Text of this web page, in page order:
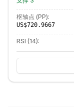
枢轴点 (PP):
US$720.9667
RSI (14):